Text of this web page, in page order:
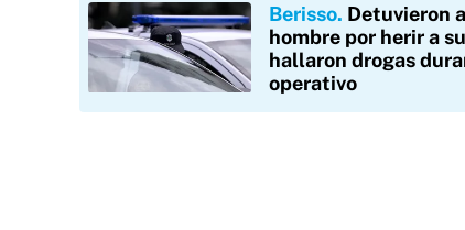
Berisso Detuvieron
hombre por herir a
hallaron drogas
operativo